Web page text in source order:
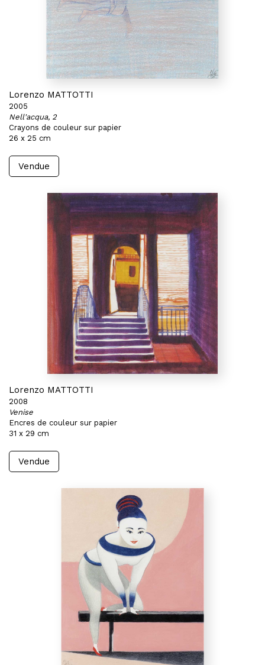
Lorenzo MATTOTTI
2005
Nell'acqua, 2
Crayons de couleur sur papier
26 x 25 cm
Vendue
Lorenzo MATTOTTI
2008
Venise
Encres de couleur sur papier
31 x 29 cm
Vendue